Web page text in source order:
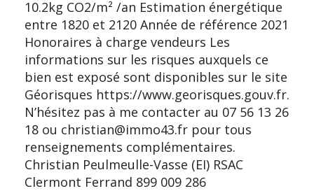
10.2kg CO2/m² /an Estimation énergétique
entre 1820 et 2120 Année de référence 2021
Honoraires à charge vendeurs Les
informations sur les risques auxquels ce
bien est exposé sont disponibles sur le site
Géorisques https://www.georisques.gouv.fr.
N’hésitez pas à me contacter au 07 56 13 26
18 ou christian@immo43.fr pour tous
renseignements complémentaires.
Christian Peulmeulle-Vasse (EI) RSAC
Clermont Ferrand 899 009 286